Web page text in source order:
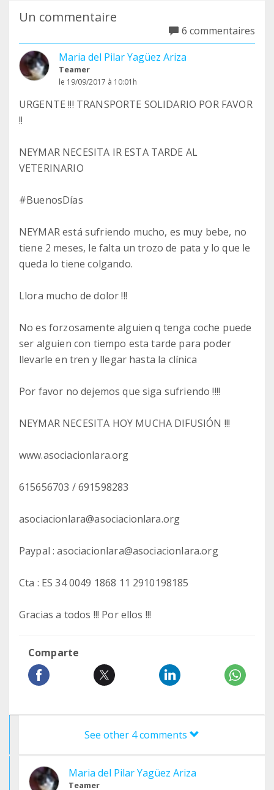
Un commentaire
6 commentaires
Maria del Pilar Yagüez Ariza
Teamer
le 19/09/2017 à 10:01h
URGENTE !!! TRANSPORTE SOLIDARIO POR FAVOR
!!
NEYMAR NECESITA IR ESTA TARDE AL
VETERINARIO
#BuenosDías
NEYMAR está sufriendo mucho, es muy bebe, no
tiene 2 meses, le falta un trozo de pata y lo que le
queda lo tiene colgando.
Llora mucho de dolor !!!
No es forzosamente alguien q tenga coche puede
ser alguien con tiempo esta tarde para poder
llevarle en tren y llegar hasta la clínica
Por favor no dejemos que siga sufriendo !!!!
NEYMAR NECESITA HOY MUCHA DIFUSIÓN !!!
www.asociacionlara.org
615656703 / 691598283
asociacionlara@asociacionlara.org
Paypal : asociacionlara@asociacionlara.org
Cta : ES 34 0049 1868 11 2910198185
Gracias a todos !!! Por ellos !!!
Comparte
See other 4 comments
Maria del Pilar Yagüez Ariza
Teamer